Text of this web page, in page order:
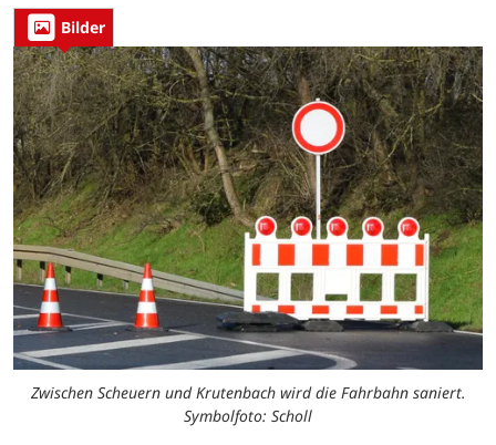
Bilder
Zwischen Scheuern und Krutenbach wird die Fahrbahn saniert.
Symbolfoto: Scholl